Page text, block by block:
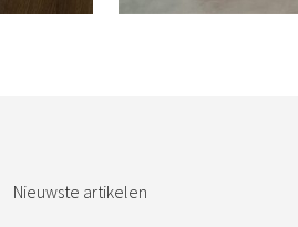
Nieuwste artikelen